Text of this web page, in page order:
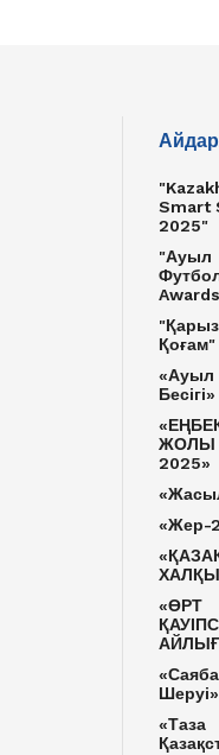
Smart
2025"
"Ауыл
Қоғам"
«Ауыл
Бесігі»
ЖОЛЫ
2025»
«Жер-
«ӨРТ
Шеруі»
«Таза